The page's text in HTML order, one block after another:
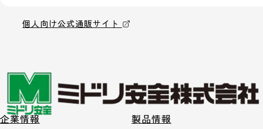
個人向け公式通販サイト
企業情報 製品情報